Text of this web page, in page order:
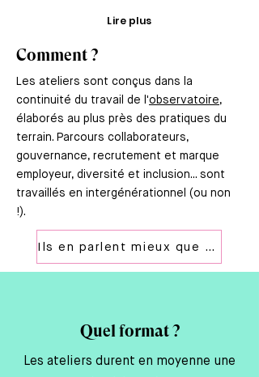
Lire plus
Comment ?
Les ateliers sont conçus dans la
continuité du travail de l'observatoire,
élaborés au plus près des pratiques du
terrain. Parcours collaborateurs,
gouvernance, recrutement et marque
employeur, diversité et inclusion... sont
travaillés en intergénérationnel (ou non
!).
Ils en parlent mieux que nous
Quel format ?
Les ateliers durent en moyenne une